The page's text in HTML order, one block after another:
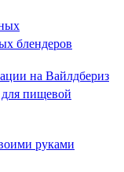
блендеров
на Вайлдбериз
пищевой
руками